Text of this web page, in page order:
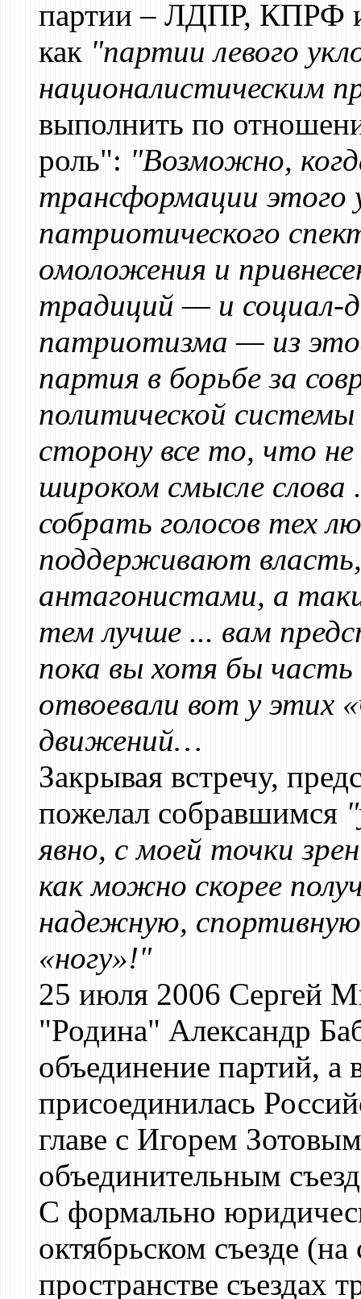
партии – ЛДПР, КПРФ и
как "партии левого
националистическим
выполнить по
роль": "Возможно,
трансформации этого
патриотического
омоложения и
традиций — и социал-
патриотизма — из
партия в борьбе за
политической
сторону все то, что
широком смысле
собрать голосов тех
поддерживают
антагонистами, а
тем лучше ... вам
пока вы хотя бы
отвоевали вот у этих
движений…
Закрывая встречу,
пожелал собравшимся
явно, с моей точки
как можно скорее
надежную,
«ногу»!"
25 июля 2006 Сергей
"Родина" Александр
объединение партий, а
присоединилась
главе с Игорем
объединительным
С формально
октябрьском съезде
пространстве съездах